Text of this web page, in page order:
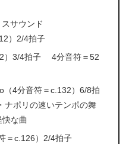
サウンド
）2/4拍子
）3/4拍子 4分音符＝52
4分音符＝c.132）6/8拍
ナポリの速いテンポの舞
な曲
＝c.126）2/4拍子